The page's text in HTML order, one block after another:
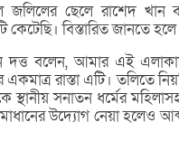
ছেলে রাশেদ খান
কেটেছি। বিস্তারিত জানতে
দত্ত বলেন, আমার এই
রাস্তা এটি। তলিতে
স্থানীয় সনাতন ধর্মের
উদ্যোগ নেয়া হলেও